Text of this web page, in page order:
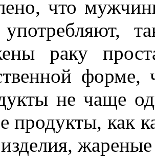
что
раку
не чаще
продукты, как